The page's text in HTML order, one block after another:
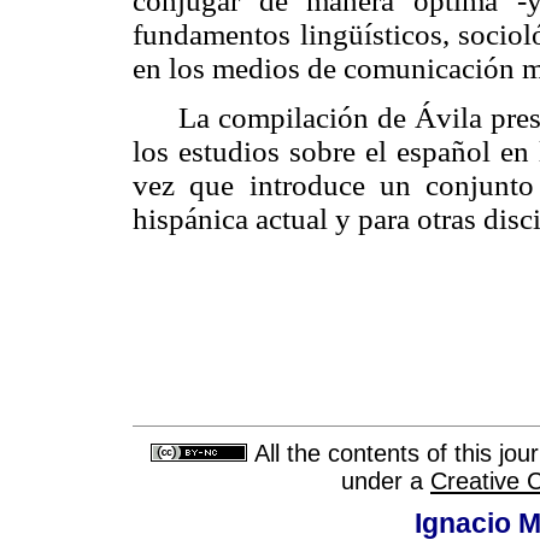
fundamentos lingüísticos,
en los medios de comunicación
La compilación de Ávila
los estudios sobre el español
vez que introduce un
hispánica actual y para otras
All the contents of this
under a Creative
Ignacio